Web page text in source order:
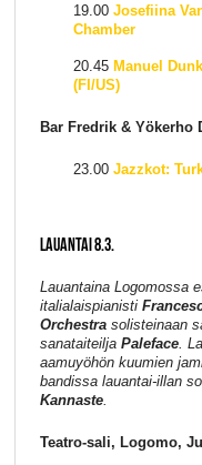
19.00 Josefiina
Chamber
20.45 Manuel
(FI/US)
Bar Fredrik & Yökerho
23.00 Jazzkot:
LAUANTAI 8.3.
Lauantaina Logomossa
italialaispianisti
Orchestrasolisteinaan
sanataiteilja Paleface.
aamuyöhön kuumien
bandissa lauantai-illan
Kannaste.
Teatro-sali, Logomo,